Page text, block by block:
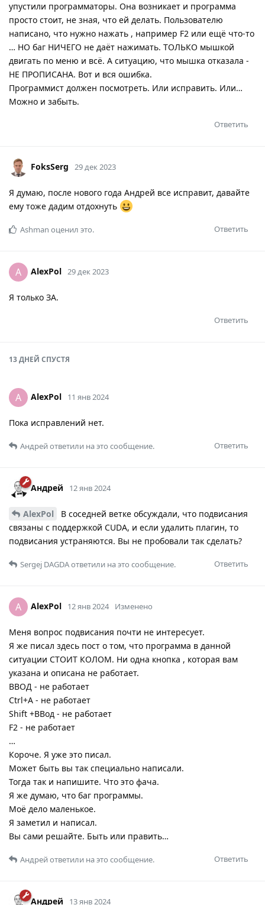
упустили программаторы. Она возникает и программа
просто стоит, не зная, что ей делать. Пользователю
написано, что нужно нажать , например F2 или ещё что-то
… НО баг НИЧЕГО не даёт нажимать. ТОЛЬКО мышкой
двигать по меню и всё. А ситуацию, что мышка отказала -
НЕ ПРОПИСАНА. Вот и вся ошибка.
Программист должен посмотреть. Или исправить. Или…
Можно и забыть.
Ответить
FoksSerg 29 дек 2023
Я думаю, после нового года Андрей все исправит, давайте
ему тоже дадим отдохнуть
Ответить
Ashman оценил это.
A AlexPol 29 дек 2023
Я только ЗА.
Ответить
13 ДНЕЙ СПУСТЯ
A AlexPol 11 янв 2024
Пока исправлений нет.
Ответить
Андрейответили на это сообщение.
Андрей 12 янв 2024
AlexPol
В соседней ветке обсуждали, что подвисания
связаны с поддержкой CUDA, и если удалить плагин, то
подвисания устраняются. Вы не пробовали так сделать?
Ответить
Sergej DAGDAответили на это сообщение.
A AlexPol 12 янв 2024 Изменено
Меня вопрос подвисания почти не интересует.
Я же писал здесь пост о том, что программа в данной
ситуации СТОИТ КОЛОМ. Ни одна кнопка , которая вам
указана и описана не работает.
ВВОД - не работает
Ctrl+A - не работает
Shift +ВВод - не работает
F2 - не работает
…
Короче. Я уже это писал.
Может быть вы так специально написали.
Тогда так и напишите. Что это фача.
Я же думаю, что баг программы.
Моё дело маленькое.
Я заметил и написал.
Вы сами решайте. Быть или править…
Ответить
Андрейответили на это сообщение.
Андрей 13 янв 2024